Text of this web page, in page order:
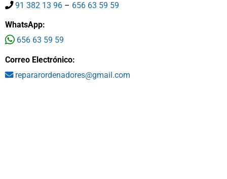
91 382 13 96 – 656 63 59 59
WhatsApp:
656 63 59 59
Correo Electrónico:
repararordenadores@gmail.com